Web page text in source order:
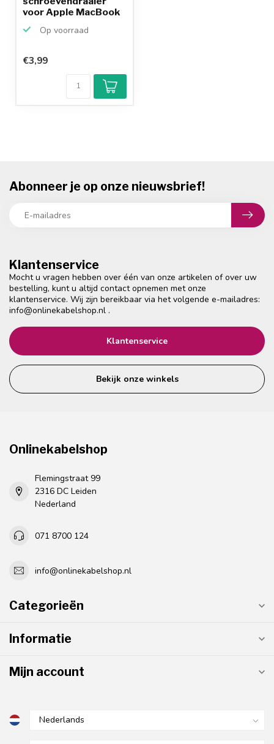
voor Apple MacBook
Op voorraad
€3,99
Klantenservice
Mocht u vragen hebben over één van onze artikelen of over uw
bestelling, kunt u altijd contact opnemen met onze
klantenservice. Wij zijn bereikbaar via het volgende e-mailadres:
info@onlinekabelshop.nl .
Klantenservice
Bekijk onze winkels
Abonneer je op onze nieuwsbrief!
Onlinekabelshop
Flemingstraat 99
2316 DC Leiden
Nederland
071 8700 124
info@onlinekabelshop.nl
Categorieën
Informatie
Mijn account